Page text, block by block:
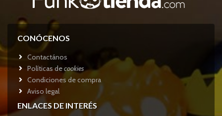
CONÓCENOS
Contactános
Políticas decookies
Condiciones de compra
Aviso legal
ENLACES DE INTERÉS